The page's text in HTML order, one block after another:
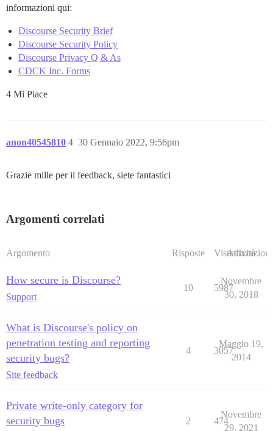
informazioni qui:
Discourse Security Brief
Discourse Security Policy
Discourse Privacy Q & As
CDCK Inc. Forms
4 Mi Piace
anon40545810 30 Gennaio 2022, 9:56pm
4
Grazie mille per il feedback, siete fantastici
Argomenti correlati
Argomento Risposte Visualizzazioni
Attività
How secure is Discourse?
Support
10 5987
Novembre
30, 2018
What is Discourse's policy on
penetration testing and reporting
security bugs?
Site feedback
4 3057
Maggio 19,
2014
Private write-only category for
security bugs
2 474
Novembre
29, 2021